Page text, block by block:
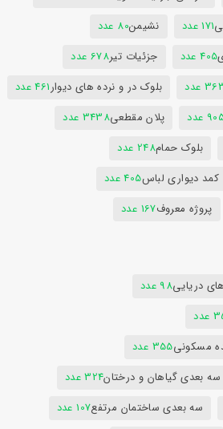
171 عدد نشیمن80 عدد
405 عدد جزئیات تیر678 عدد
عدد بلوک در و نرده های دیوار461 عدد
عدد پلان مقطعی3438 عدد
بلوک حمام248 عدد
کمد دیواری لباس405 عدد
پروژه معروف167 عدد
دریایی98 عدد
مسکونی355 عدد
سه بعدی گیاهان و درختان324 عدد
سه بعدی ساختمان مرتفع107 عدد